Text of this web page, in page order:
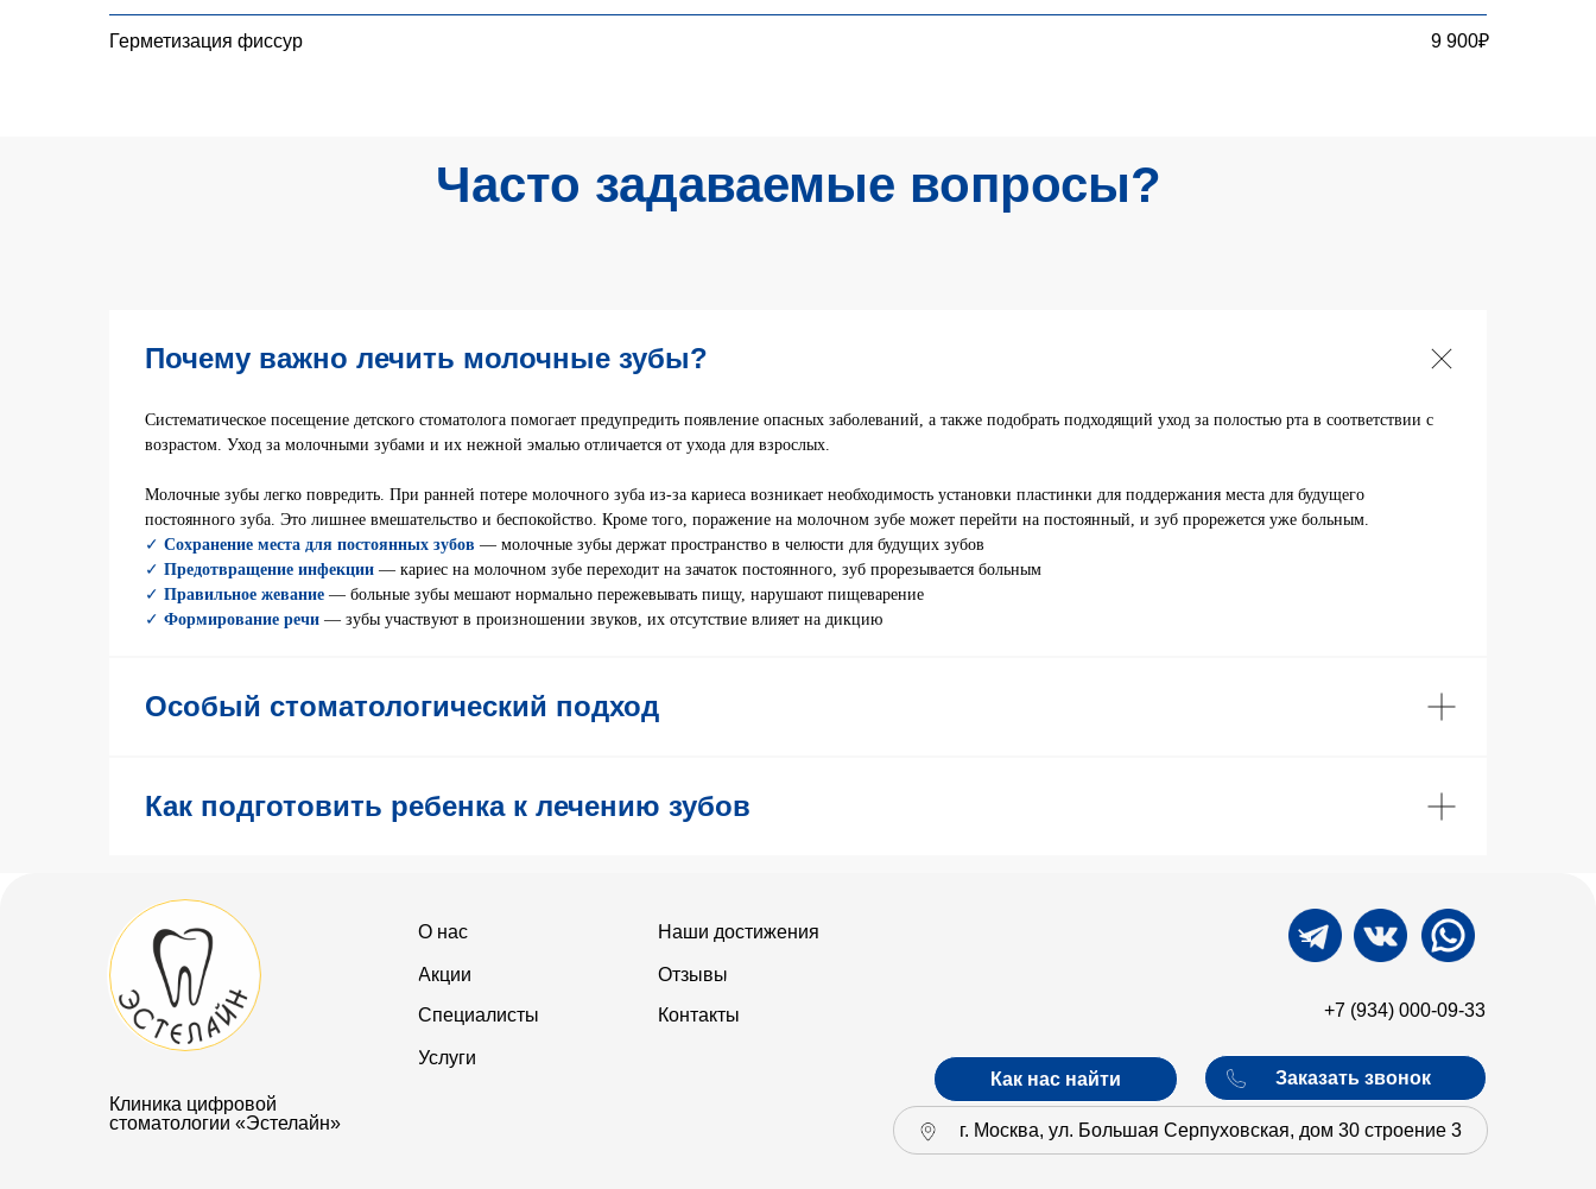
Герметизация фиссур 9 900₽
Часто задаваемые вопросы?
Почему важно лечить молочные зубы?
Систематическое посещение детского стоматолога помогает предупредить появление опасных заболеваний, а также подобрать подходящий уход за полостью рта в соответствии с
возрастом. Уход за молочными зубами и их нежной эмалью отличается от ухода для взрослых.
Молочные зубы легко повредить. При ранней потере молочного зуба из-за кариеса возникает необходимость установки пластинки для поддержания места для будущего
постоянного зуба. Это лишнее вмешательство и беспокойство. Кроме того, поражение на молочном зубе может перейти на постоянный, и зуб прорежется уже больным.
✓ Сохранение места для постоянных зубов — молочные зубы держат пространство в челюсти для будущих зубов
✓ Предотвращение инфекции — кариес на молочном зубе переходит на зачаток постоянного, зуб прорезывается больным
✓ Правильное жевание — больные зубы мешают нормально пережевывать пищу, нарушают пищеварение
✓ Формирование речи — зубы участвуют в произношении звуков, их отсутствие влияет на дикцию
Особый стоматологический подход
Как подготовить ребенка к лечению зубов
О нас
Акции
Специалисты
Услуги
Наши достижения
Отзывы
Контакты
+7 (934) 000-09-33
Клиника цифровой
стоматологии «Эстелайн»
г. Москва, ул. Большая Серпуховская, дом 30 строение 3
Как нас найти ‎ ‎ ‎ Заказать звонок